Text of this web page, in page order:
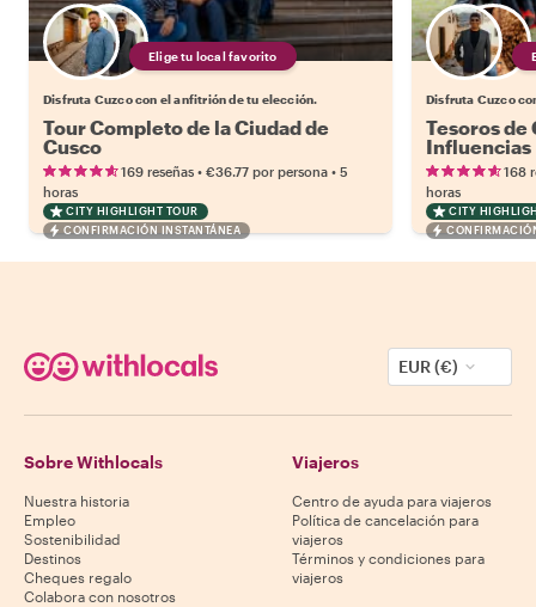
Elige tu local favorito
Disfruta Cuzco con el anfitrión de tu elección.
Tour Completo de la Ciudad de
Cusco
169 reseñas • €36.77 por persona • 5
horas
CITY HIGHLIGHT TOUR
CONFIRMACIÓN INSTANTÁNEA
Disfruta Cuzco
Tesoros de
Influencias
168
horas
CITY
EUR (€)
Sobre Withlocals
Nuestra historia
Empleo
Sostenibilidad
Destinos
Cheques regalo
Colabora con nosotros
Viajeros
Centro de ayuda para viajeros
Política de cancelación para
viajeros
Términos y condiciones para
viajeros